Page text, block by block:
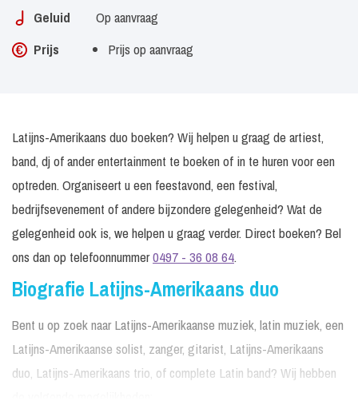
Geluid
Op aanvraag
Prijs
Prijs op aanvraag
Latijns-Amerikaans duo boeken? Wij helpen u graag de artiest,
band, dj of ander entertainment te boeken of in te huren voor een
optreden. Organiseert u een feestavond, een festival,
bedrijfsevenement of andere bijzondere gelegenheid? Wat de
gelegenheid ook is, we helpen u graag verder. Direct boeken? Bel
ons dan op telefoonnummer0497 - 36 08 64.
Biografie Latijns-Amerikaans duo
Bent u op zoek naar Latijns-Amerikaanse muziek, latin muziek, een
Latijns-Amerikaanse solist, zanger, gitarist, Latijns-Amerikaans
duo, Latijns-Amerikaans trio, of complete Latin band? Wij hebben